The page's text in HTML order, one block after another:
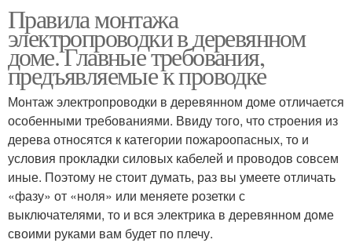
Правила монтажа
электропроводки в деревянном
доме. Главные требования,
предъявляемые к проводке
Монтаж электропроводки в деревянном доме отличается
особенными требованиями. Ввиду того, что строения из
дерева относятся к категории пожароопасных, то и
условия прокладки силовых кабелей и проводов совсем
иные. Поэтому не стоит думать, раз вы умеете отличать
«фазу» от «ноля» или меняете розетки с
выключателями, то и вся электрика в деревянном доме
своими руками вам будет по плечу.